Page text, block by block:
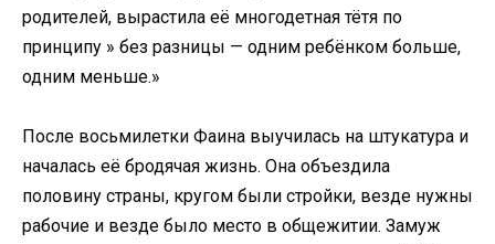
родителей, вырастила её многодетная тётя по
принципу » без разницы — одним ребёнком больше,
одним меньше.»
После восьмилетки Фаина выучилась на штукатура и
началась её бродячая жизнь. Она объездила
половину страны, кругом были стройки, везде нужны
рабочие и везде было место в общежитии. Замуж